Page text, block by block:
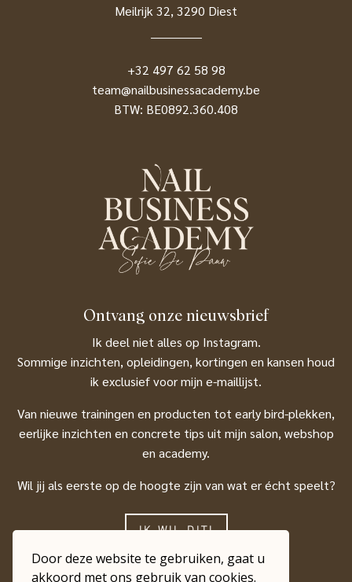
Door deze website te gebruiken, gaat u
akkoord met ons gebruik van cookies.
Meilrijk 32, 3290 Diest
+32 497 62 58 98
team@nailbusinessacademy.be
BTW: BE0892.360.408
Ontvang onze nieuwsbrief
Ik deel niet alles op Instagram.
Sommige inzichten, opleidingen, kortingen en kansen houd
ik exclusief voor mijn e-maillijst.
Van nieuwe trainingen en producten tot early bird-plekken,
eerlijke inzichten en concrete tips uit mijn salon, webshop
en academy.
Wil jij als eerste op de hoogte zijn van wat er écht speelt?
IK WIL DIT!